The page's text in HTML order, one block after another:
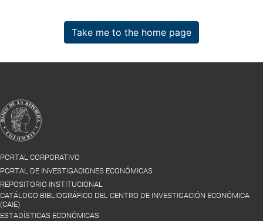
Take me to the home page
PORTAL CORPORATIVO
PORTAL DE INVESTIGACIONES ECONÓMICAS
REPOSITORIO INSTITUCIONAL
CATÁLOGO BIBLIOGRÁFICO DEL CENTRO DE INVESTIGACIÓN ECONÓMICA
(CAIE)
ESTADÍSTICAS ECONÓMICAS